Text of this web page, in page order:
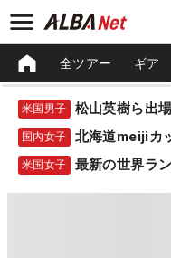
全ツアー ギア
米国男子
国内女子 北海道meijiカ
米国女子 最新の世界ラ